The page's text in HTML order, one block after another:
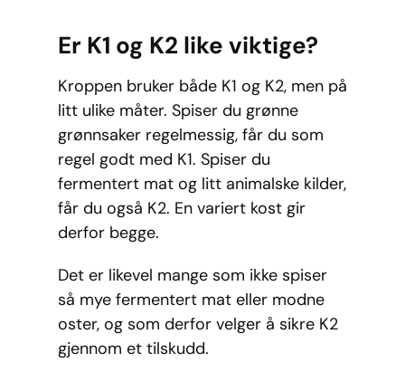
Er K1 og K2 like viktige?
Kroppen bruker både K1 og K2, men på
litt ulike måter. Spiser du grønne
grønnsaker regelmessig, får du som
regel godt med K1. Spiser du
fermentert mat og litt animalske kilder,
får du også K2. En variert kost gir
derfor begge.
Det er likevel mange som ikke spiser
så mye fermentert mat eller modne
oster, og som derfor velger å sikre K2
gjennom et tilskudd.